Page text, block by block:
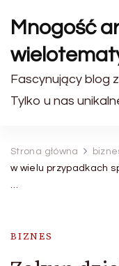
Mnogość
Fascynujący blog
Tylko u nas
Strona główna
w wielu przypadkach
…
BIZNES